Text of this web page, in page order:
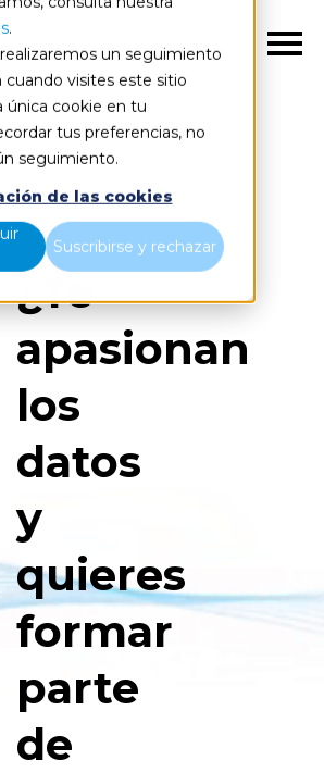
.
un seguimiento
visites este sitio
única cookie en tu
tus preferencias, no
seguimiento.
de las cookies
Suscribirse y rechazar
ES
¿Te
apasionan
los
datos
y
quieres
formar
parte
de